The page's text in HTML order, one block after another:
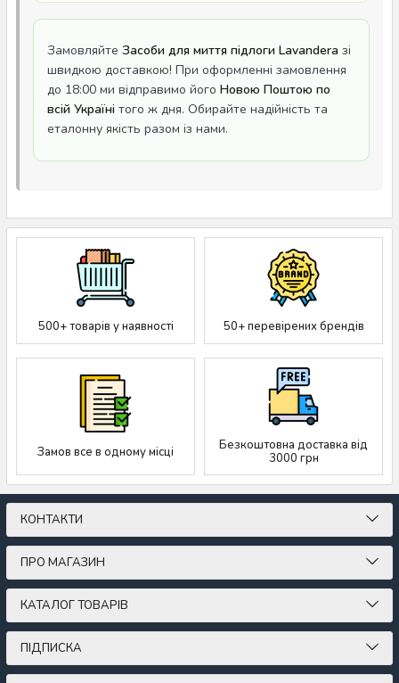
Замовляйте Засоби для миття підлоги Lavandera зі
швидкою доставкою! При оформленні замовлення
до 18:00 ми відправимо його Новою Поштою по
всій Україні того ж дня. Обирайте надійність та
еталонну якість разом із нами.
500+ товарів у наявності 50+ перевірених брендів
Замов все в одному місці
Безкоштовна доставка від
3000 грн
КОНТАКТИ
ПРО МАГАЗИН
КАТАЛОГ ТОВАРІВ
ПІДПИСКА